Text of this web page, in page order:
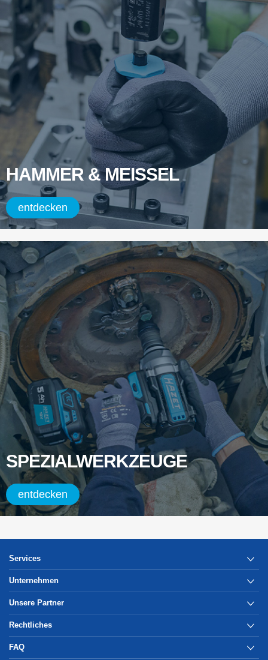
HAMMER & MEISSEL
entdecken
SPEZIALWERKZEUGE
entdecken
Services
Unternehmen
Unsere Partner
Rechtliches
FAQ